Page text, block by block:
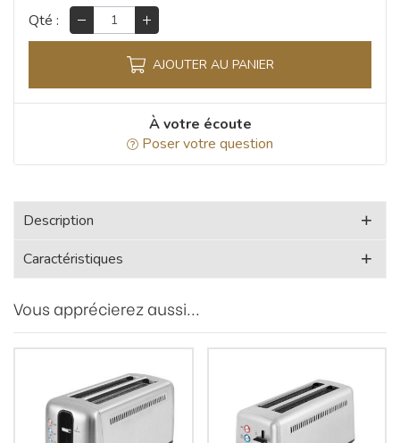
Qté :
AJOUTER AU PANIER
À votre écoute
Poser votre question
Description
Caractéristiques
Vous apprécierez aussi...